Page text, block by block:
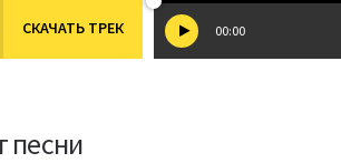
СКАЧАТЬ ТРЕК 00:00
песни